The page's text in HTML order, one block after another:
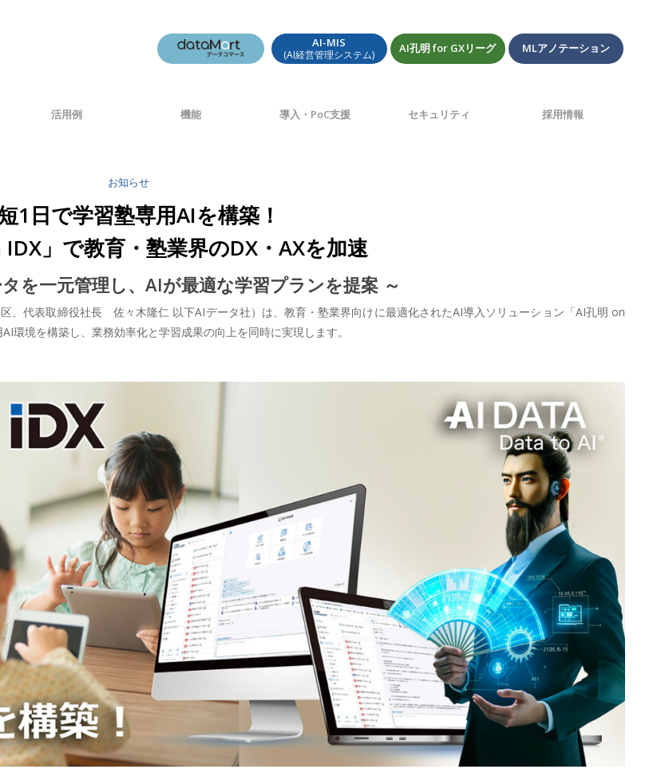
AI-MIS
(AI経営管理システム) AI孔明 for GXリーグ MLアノテーション
活用例 機能 導入・PoC支援 セキュリティ 採用情報
お知らせ
1日で学習塾専用AIを構築！
IDX」で教育・塾業界のDX・AXを加速
を一元管理し、AIが最適な学習プランを提案 ～
、代表取締役社長 佐々木隆仁 以下AIデータ社）は、教育・塾業界向けに最適化されたAI導入ソリューション「AI孔明 on
境を構築し、業務効率化と学習成果の向上を同時に実現します。